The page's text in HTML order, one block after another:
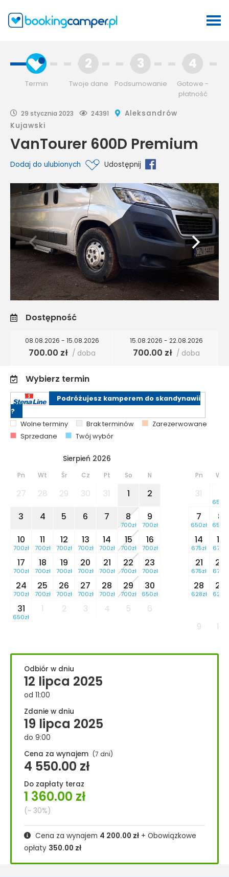
Termin
2
Twoje dane
3
Podsumowanie
4
Gotowe -
płatność
29 stycznia 2023 24391
Aleksandrów
Kujawski
VanTourer 600D Premium
Dodaj do ulubionych Udostępnij
Dostępność
08.08.2026 - 15.08.2026
700.00 zł / doba
15.08.2026 - 22.08.2026
700.00 zł / doba
Wybierz termin
Podróżujesz kamperem do skandynawii
?
Wolne terminy
Brak terminów
Zarezerwowane
Sprzedane
Twój wybór
Sierpień 2026
Pn Wt Śr Cz Pt So N
27 28 29 30 31 1
2
3
4 5 6 7 8
700zł
9
700zł
10
700zł
11
700zł
12
700zł
13
700zł
14
700zł
15
700zł
16
700zł
17
700zł
18
700zł
19
700zł
20
700zł
21
700zł
22
700zł
23
700zł
24
700zł
25
700zł
26
700zł
27
700zł
28
700zł
29
700zł
30
650zł
31
650zł
1 2 3 4 5 6
Pn Wt
31
650zł
7
650zł
8
650zł
14
675zł
15
675zł
21
675zł
22
675zł
28
628zł
29
628zł
9 10
Odbiór w dniu
12 lipca 2025
od 11:00
Zdanie w dniu
19 lipca 2025
do 9:00
Cena za wynajem (7 dni)
4 550.00 zł
Do zapłaty teraz
1 360.00 zł
(~ 30%)
Cena za wynajem 4 200.00 zł + Obowiązkowe
opłaty 350.00 zł